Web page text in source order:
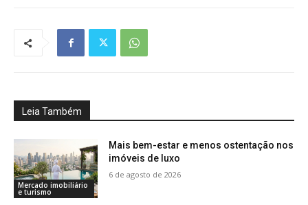
Leia Também
Mercado imobiliário
e turismo
Mais bem-estar e menos ostentação nos
imóveis de luxo
6 de agosto de 2026